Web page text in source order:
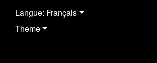
Langue: Français
Theme